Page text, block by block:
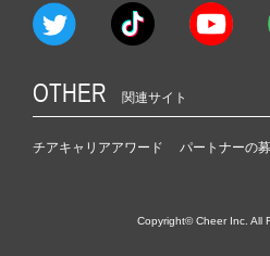
OTHER 関連サイト
チアキャリアアワード パートナーの
Copyright© Cheer Inc. All